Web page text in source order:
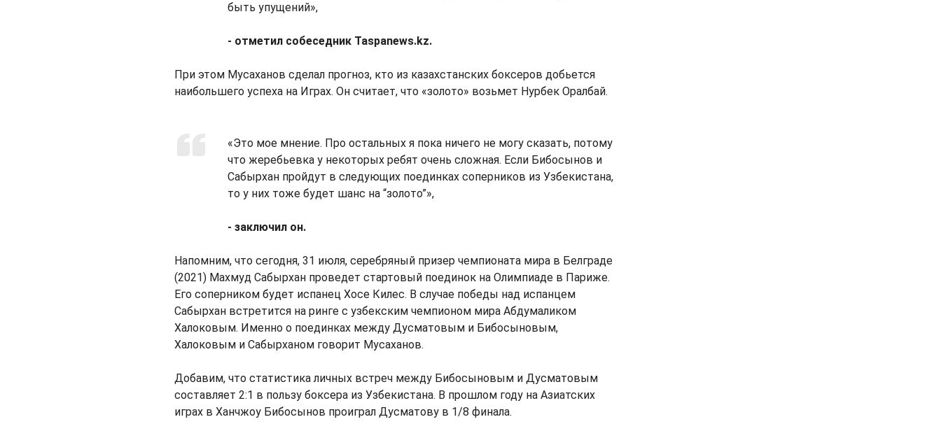
быть упущений»,
- отметил собеседник Taspanews.kz.
При этом Мусаханов сделал прогноз, кто из казахстанских боксеров добьется
наибольшего успеха на Играх. Он считает, что «золото» возьмет Нурбек Оралбай.
«Это мое мнение. Про остальных я пока ничего не могу сказать, потому
что жеребьевка у некоторых ребят очень сложная. Если Бибосынов и
Сабырхан пройдут в следующих поединках соперников из Узбекистана,
то у них тоже будет шанс на “золото”»,
- заключил он.
Напомним, что сегодня, 31 июля, серебряный призер чемпионата мира в Белграде
(2021) Махмуд Сабырхан проведет стартовый поединок на Олимпиаде в Париже.
Его соперником будет испанец Хосе Килес. В случае победы над испанцем
Сабырхан встретится на ринге с узбекским чемпионом мира Абдумаликом
Халоковым. Именно о поединках между Дусматовым и Бибосыновым,
Халоковым и Сабырханом говорит Мусаханов.
Добавим, что статистика личных встреч между Бибосыновым и Дусматовым
составляет 2:1 в пользу боксера из Узбекистана. В прошлом году на Азиатских
играх в Ханчжоу Бибосынов проиграл Дусматову в 1/8 финала.